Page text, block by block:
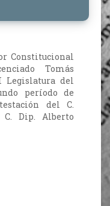
Constitucional
Tomás
Legislatura del
período de
del C.
Dip. Alberto